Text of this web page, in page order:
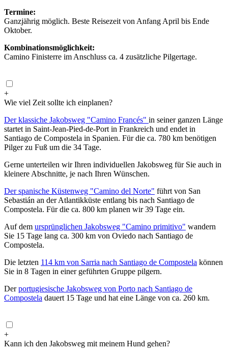
Termine:
Ganzjährig möglich. Beste Reisezeit von Anfang April bis Ende
Oktober.
Kombinationsmöglichkeit:
Camino Finisterre im Anschluss ca. 4 zusätzliche Pilgertage.
+
Wie viel Zeit sollte ich einplanen?
Der klassiche Jakobsweg "Camino Francés" in seiner ganzen Länge
startet in Saint-Jean-Pied-de-Port in Frankreich und endet in
Santiago de Compostela in Spanien. Für die ca. 780 km benötigen
Pilger zu Fuß um die 34 Tage.
Gerne unterteilen wir Ihren individuellen Jakobsweg für Sie auch in
kleinere Abschnitte, je nach Ihren Wünschen.
Der spanische Küstenweg "Camino del Norte" führt von San
Sebastián an der Atlantikküste entlang bis nach Santiago de
Compostela. Für die ca. 800 km planen wir 39 Tage ein.
Auf dem ursprünglichen Jakobsweg "Camino primitivo" wandern
Sie 15 Tage lang ca. 300 km von Oviedo nach Santiago de
Compostela.
Die letzten 114 km von Sarria nach Santiago de Compostela können
Sie in 8 Tagen in einer geführten Gruppe pilgern.
Derportugiesische Jakobsweg von Porto nach Santiago de
Compostela dauert 15 Tage und hat eine Länge von ca. 260 km.
+
Kann ich den Jakobsweg mit meinem Hund gehen?